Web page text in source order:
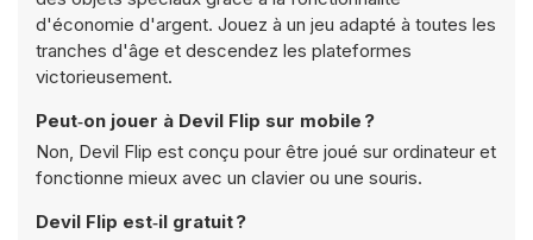
d'économie d'argent. Jouez à un jeu adapté à toutes les
tranches d'âge et descendez les plateformes
victorieusement.
Peut‑on jouer à Devil Flip sur mobile ?
Non, Devil Flip est conçu pour être joué sur ordinateur et
fonctionne mieux avec un clavier ou une souris.
Devil Flip est‑il gratuit ?